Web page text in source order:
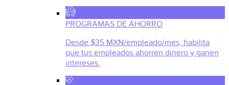
PROGRAMAS DE AHORRO
Desde $35 MXN/empleado/mes, habilita
que tus empleados ahorren dinero y ganen
intereses.